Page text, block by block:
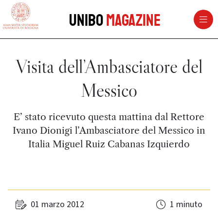
vai al contenuto della pagina
UniboMagazine
Visita dell’Ambasciatore del
Messico
E’ stato ricevuto questa mattina dal Rettore
Ivano Dionigi l’Ambasciatore del Messico in
Italia Miguel Ruiz Cabanas Izquierdo
01 marzo 2012 1 minuto